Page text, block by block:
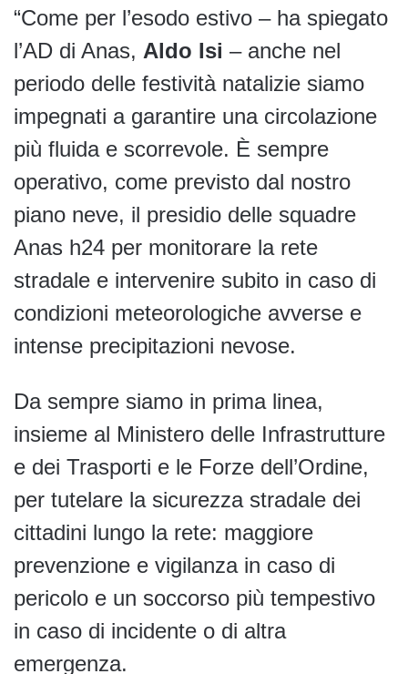
“Come per l’esodo estivo – ha spiegato
l’AD di Anas, Aldo Isi – anche nel
periodo delle festività natalizie siamo
impegnati a garantire una circolazione
più fluida e scorrevole. È sempre
operativo, come previsto dal nostro
piano neve, il presidio delle squadre
Anas h24 per monitorare la rete
stradale e intervenire subito in caso di
condizioni meteorologiche avverse e
intense precipitazioni nevose.
Da sempre siamo in prima linea,
insieme al Ministero delle Infrastrutture
e dei Trasporti e le Forze dell’Ordine,
per tutelare la sicurezza stradale dei
cittadini lungo la rete: maggiore
prevenzione e vigilanza in caso di
pericolo e un soccorso più tempestivo
in caso di incidente o di altra
emergenza.